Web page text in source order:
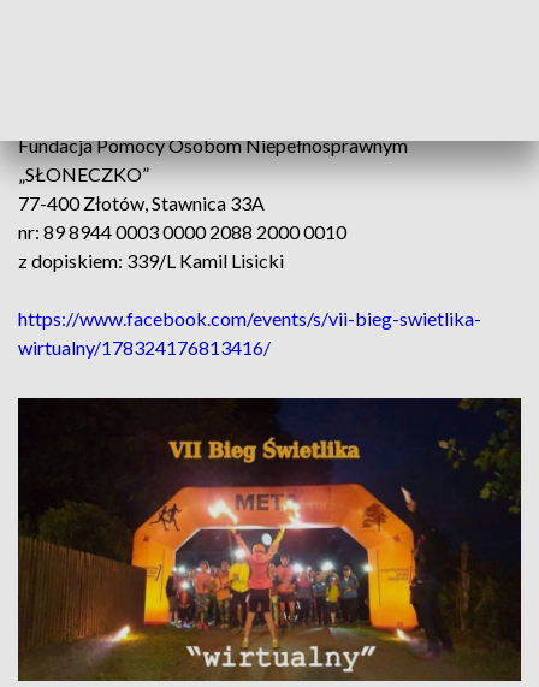
Fundacja Pomocy Osobom Niepełnosprawnym
„SŁONECZKO”
77-400 Złotów, Stawnica 33A
nr: 89 8944 0003 0000 2088 2000 0010
z dopiskiem: 339/L Kamil Lisicki
https://www.facebook.com/events/s/vii-bieg-swietlika-
wirtualny/178324176813416/